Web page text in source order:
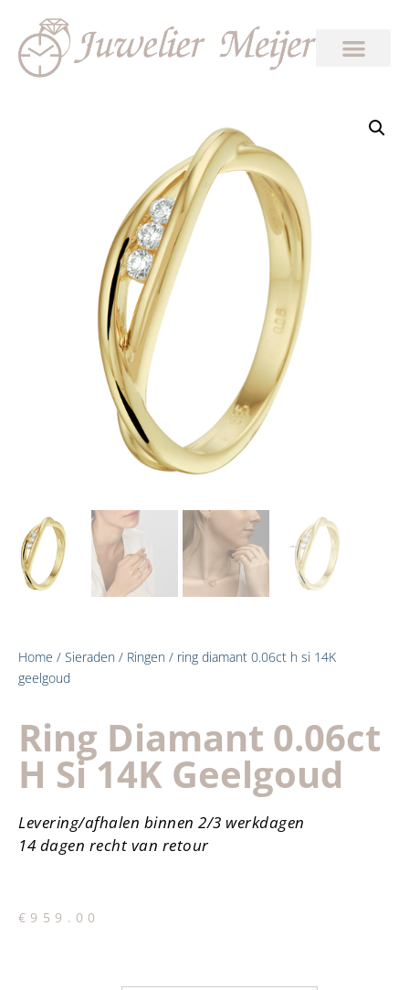
Home / Sieraden / Ringen / ring diamant 0.06ct h si 14K
geelgoud
Ring Diamant 0.06ct
H Si 14K Geelgoud
Levering/afhalen binnen 2/3 werkdagen
14 dagen recht van retour
€ 959.00